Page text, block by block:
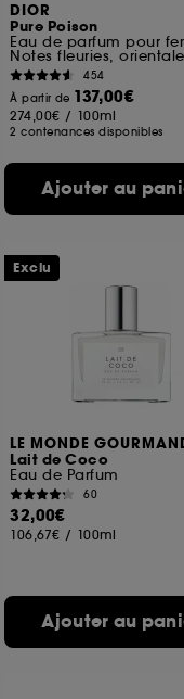
DIOR
Pure Poison
Eau de parfum pour
454
À partir de 137,00€
274,00€ / 100ml
2 contenances disponibles
Ajouter au
LE MONDE
Lait de Coco
Eau de Parfum
60
32,00€
106,67€ / 100ml
Ajouter au
Exclu